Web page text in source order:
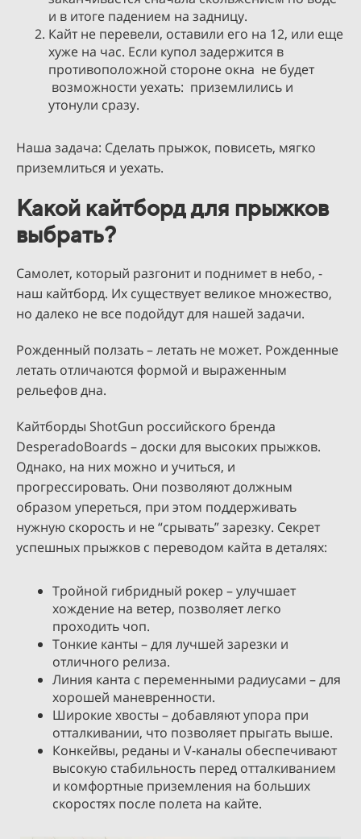
и в итоге падением на задницу.
Кайт не перевели, оставили его на 12, или еще
хуже на час. Если купол задержится в
противоположной стороне окна не будет
возможности уехать: приземлились и
утонули сразу.
Наша задача: Сделать прыжок, повисеть, мягко
приземлиться и уехать.
Какой кайтборд для прыжков
выбрать?
Самолет, который разгонит и поднимет в небо, -
наш кайтборд. Их существует великое множество,
но далеко не все подойдут для нашей задачи.
Рожденный ползать – летать не может. Рожденные
летать отличаются формой и выраженным
рельефов дна.
Кайтборды ShotGun российского бренда
DesperadoBoards – доски для высоких прыжков.
Однако, на них можно и учиться, и
прогрессировать. Они позволяют должным
образом упереться, при этом поддерживать
нужную скорость и не “срывать” зарезку. Секрет
успешных прыжков с переводом кайта в деталях:
Тройной гибридный рокер – улучшает
хождение на ветер, позволяет легко
проходить чоп.
Тонкие канты – для лучшей зарезки и
отличного релиза.
Линия канта с переменными радиусами – для
хорошей маневренности.
Широкие хвосты – добавляют упора при
отталкивании, что позволяет прыгать выше.
Конкейвы, реданы и V-каналы обеспечивают
высокую стабильность перед отталкиванием
и комфортные приземления на больших
скоростях после полета на кайте.